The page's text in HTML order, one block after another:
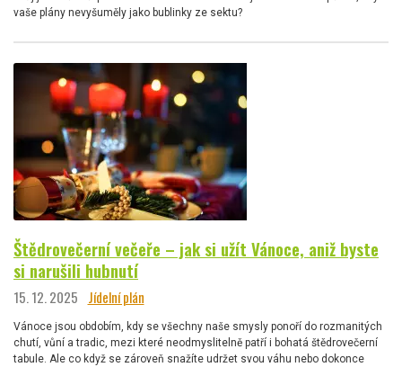
vaše plány nevyšuměly jako bublinky ze sektu?
Štědrovečerní večeře – jak si užít Vánoce, aniž byste
si narušili hubnutí
15. 12. 2025 Jídelní plán
Vánoce jsou obdobím, kdy se všechny naše smysly ponoří do rozmanitých
chutí, vůní a tradic, mezi které neodmyslitelně patří i bohatá štědrovečerní
tabule. Ale co když se zároveň snažíte udržet svou váhu nebo dokonce